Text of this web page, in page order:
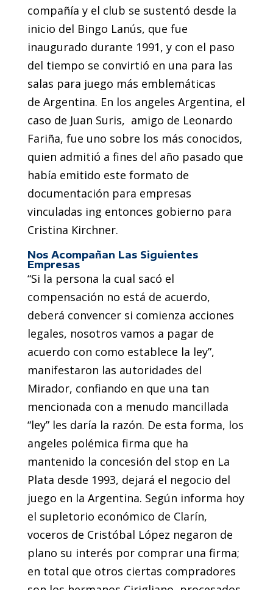
compañía y el club se sustentó desde la
inicio del Bingo Lanús, que fue
inaugurado durante 1991, y con el paso
del tiempo se convirtió en una para las
salas para juego más emblemáticas
de Argentina. En los angeles Argentina, el
caso de Juan Suris, amigo de Leonardo
Fariña, fue uno sobre los más conocidos,
quien admitió a fines del año pasado que
había emitido este formato de
documentación para empresas
vinculadas ing entonces gobierno para
Cristina Kirchner.
Nos Acompañan Las Siguientes
Empresas
“Si la persona la cual sacó el
compensación no está de acuerdo,
deberá convencer si comienza acciones
legales, nosotros vamos a pagar de
acuerdo con como establece la ley”,
manifestaron las autoridades del
Mirador, confiando en que una tan
mencionada con a menudo mancillada
“ley” les daría la razón. De esta forma, los
angeles polémica firma que ha
mantenido la concesión del stop en La
Plata desde 1993, dejará el negocio del
juego en la Argentina. Según informa hoy
el supletorio económico de Clarín,
voceros de Cristóbal López negaron de
plano su interés por comprar una firma;
en total que otros ciertas compradores